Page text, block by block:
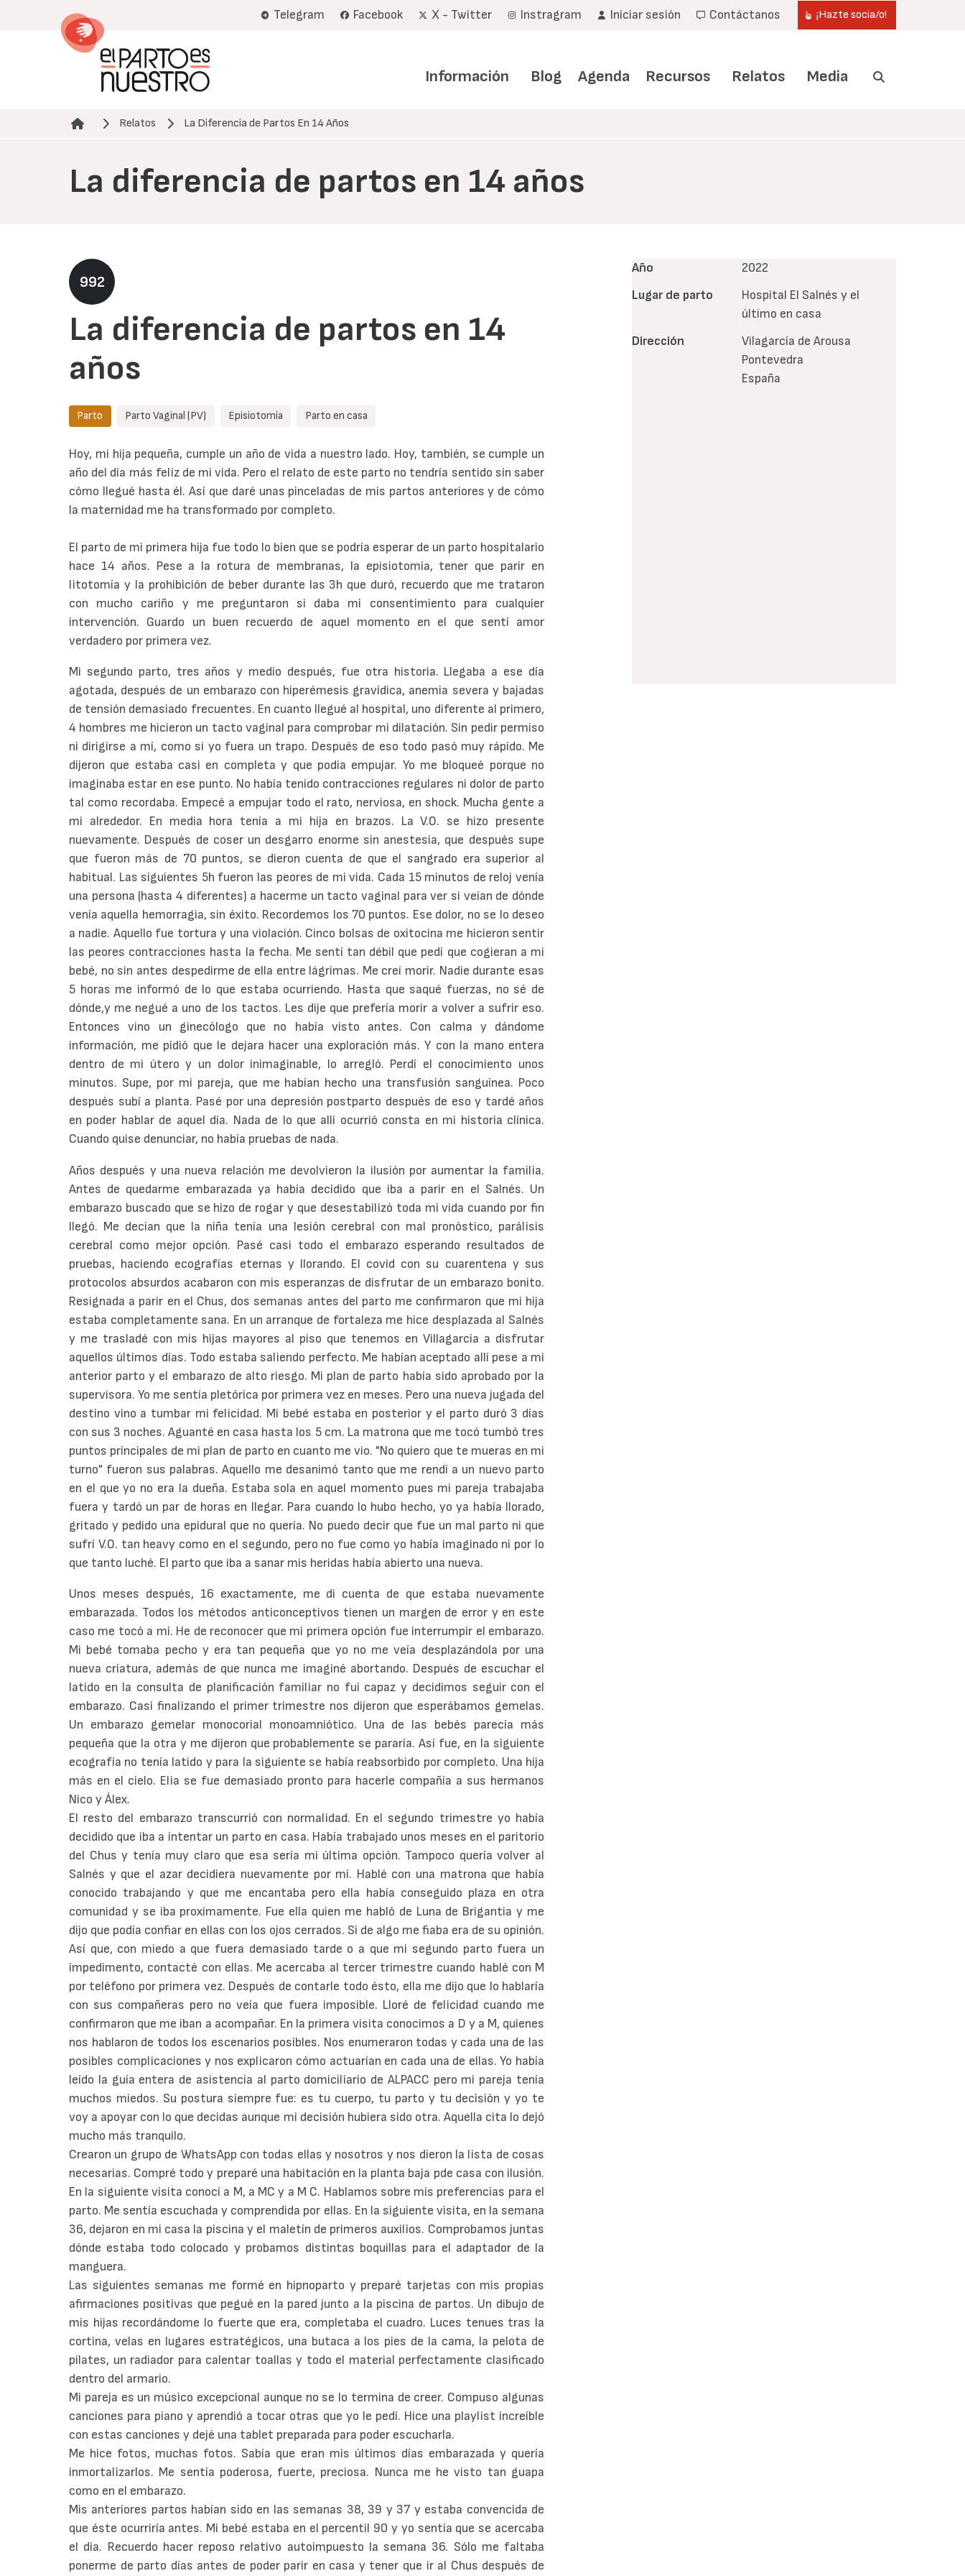
Telegram Facebook X - Twitter Instragram Iniciar sesión Contáctanos ¡Hazte socia/o!
Información Blog Agenda Recursos Relatos Media
Ruta de navegación
Relatos La Diferencia de Partos En 14 Años
La diferencia de partos en 14 años
992
La diferencia de partos en 14
años
Parto Parto Vaginal (PV) Episiotomía Parto en casa
Hoy, mi hija pequeña, cumple un año de vida a nuestro lado. Hoy, también, se cumple un
año del día más feliz de mi vida. Pero el relato de este parto no tendría sentido sin saber
cómo llegué hasta él. Así que daré unas pinceladas de mis partos anteriores y de cómo
la maternidad me ha transformado por completo.
El parto de mi primera hija fue todo lo bien que se podría esperar de un parto hospitalario
hace 14 años. Pese a la rotura de membranas, la episiotomía, tener que parir en
litotomía y la prohibición de beber durante las 3h que duró, recuerdo que me trataron
con mucho cariño y me preguntaron si daba mi consentimiento para cualquier
intervención. Guardo un buen recuerdo de aquel momento en el que sentí amor
verdadero por primera vez.
Mi segundo parto, tres años y medio después, fue otra historia. Llegaba a ese día
agotada, después de un embarazo con hiperémesis gravídica, anemia severa y bajadas
de tensión demasiado frecuentes. En cuanto llegué al hospital, uno diferente al primero,
4 hombres me hicieron un tacto vaginal para comprobar mi dilatación. Sin pedir permiso
ni dirigirse a mí, como si yo fuera un trapo. Después de eso todo pasó muy rápido. Me
dijeron que estaba casi en completa y que podía empujar. Yo me bloqueé porque no
imaginaba estar en ese punto. No había tenido contracciones regulares ni dolor de parto
tal como recordaba. Empecé a empujar todo el rato, nerviosa, en shock. Mucha gente a
mi alrededor. En media hora tenía a mi hija en brazos. La V.O. se hizo presente
nuevamente. Después de coser un desgarro enorme sin anestesia, que después supe
que fueron más de 70 puntos, se dieron cuenta de que el sangrado era superior al
habitual. Las siguientes 5h fueron las peores de mi vida. Cada 15 minutos de reloj venía
una persona (hasta 4 diferentes) a hacerme un tacto vaginal para ver si veían de dónde
venía aquella hemorragia, sin éxito. Recordemos los 70 puntos. Ese dolor, no se lo deseo
a nadie. Aquello fue tortura y una violación. Cinco bolsas de oxitocina me hicieron sentir
las peores contracciones hasta la fecha. Me sentí tan débil que pedí que cogieran a mi
bebé, no sin antes despedirme de ella entre lágrimas. Me creí morir. Nadie durante esas
5 horas me informó de lo que estaba ocurriendo. Hasta que saqué fuerzas, no sé de
dónde,y me negué a uno de los tactos. Les dije que prefería morir a volver a sufrir eso.
Entonces vino un ginecólogo que no había visto antes. Con calma y dándome
información, me pidió que le dejara hacer una exploración más. Y con la mano entera
dentro de mi útero y un dolor inimaginable, lo arregló. Perdí el conocimiento unos
minutos. Supe, por mi pareja, que me habían hecho una transfusión sanguínea. Poco
después subí a planta. Pasé por una depresión postparto después de eso y tardé años
en poder hablar de aquel día. Nada de lo que allí ocurrió consta en mi historia clínica.
Cuando quise denunciar, no había pruebas de nada.
Años después y una nueva relación me devolvieron la ilusión por aumentar la familia.
Antes de quedarme embarazada ya había decidido que iba a parir en el Salnés. Un
embarazo buscado que se hizo de rogar y que desestabilizó toda mi vida cuando por fin
llegó. Me decían que la niña tenía una lesión cerebral con mal pronóstico, parálisis
cerebral como mejor opción. Pasé casi todo el embarazo esperando resultados de
pruebas, haciendo ecografías eternas y llorando. El covid con su cuarentena y sus
protocolos absurdos acabaron con mis esperanzas de disfrutar de un embarazo bonito.
Resignada a parir en el Chus, dos semanas antes del parto me confirmaron que mi hija
estaba completamente sana. En un arranque de fortaleza me hice desplazada al Salnés
y me trasladé con mis hijas mayores al piso que tenemos en Villagarcía a disfrutar
aquellos últimos días. Todo estaba saliendo perfecto. Me habían aceptado allí pese a mi
anterior parto y el embarazo de alto riesgo. Mi plan de parto había sido aprobado por la
supervisora. Yo me sentía pletórica por primera vez en meses. Pero una nueva jugada del
destino vino a tumbar mi felicidad. Mi bebé estaba en posterior y el parto duró 3 días
con sus 3 noches. Aguanté en casa hasta los 5 cm. La matrona que me tocó tumbó tres
puntos principales de mi plan de parto en cuanto me vio. "No quiero que te mueras en mi
turno" fueron sus palabras. Aquello me desanimó tanto que me rendí a un nuevo parto
en el que yo no era la dueña. Estaba sola en aquel momento pues mi pareja trabajaba
fuera y tardó un par de horas en llegar. Para cuando lo hubo hecho, yo ya había llorado,
gritado y pedido una epidural que no quería. No puedo decir que fue un mal parto ni que
sufrí V.O. tan heavy como en el segundo, pero no fue como yo había imaginado ni por lo
que tanto luché. El parto que iba a sanar mis heridas había abierto una nueva.
Unos meses después, 16 exactamente, me di cuenta de que estaba nuevamente
embarazada. Todos los métodos anticonceptivos tienen un margen de error y en este
caso me tocó a mí. He de reconocer que mi primera opción fue interrumpir el embarazo.
Mi bebé tomaba pecho y era tan pequeña que yo no me veía desplazándola por una
nueva criatura, además de que nunca me imaginé abortando. Después de escuchar el
latido en la consulta de planificación familiar no fui capaz y decidimos seguir con el
embarazo. Casi finalizando el primer trimestre nos dijeron que esperábamos gemelas.
Un embarazo gemelar monocorial monoamniótico. Una de las bebés parecía más
pequeña que la otra y me dijeron que probablemente se pararía. Así fue, en la siguiente
ecografía no tenía latido y para la siguiente se había reabsorbido por completo. Una hija
más en el cielo. Elia se fue demasiado pronto para hacerle compañía a sus hermanos
Nico y Álex.
El resto del embarazo transcurrió con normalidad. En el segundo trimestre yo había
decidido que iba a intentar un parto en casa. Había trabajado unos meses en el paritorio
del Chus y tenía muy claro que esa sería mi última opción. Tampoco quería volver al
Salnés y que el azar decidiera nuevamente por mí. Hablé con una matrona que había
conocido trabajando y que me encantaba pero ella había conseguido plaza en otra
comunidad y se iba proximamente. Fue ella quien me habló de Luna de Brigantia y me
dijo que podía confiar en ellas con los ojos cerrados. Si de algo me fiaba era de su opinión.
Así que, con miedo a que fuera demasiado tarde o a que mi segundo parto fuera un
impedimento, contacté con ellas. Me acercaba al tercer trimestre cuando hablé con M
por teléfono por primera vez. Después de contarle todo ésto, ella me dijo que lo hablaría
con sus compañeras pero no veía que fuera imposible. Lloré de felicidad cuando me
confirmaron que me iban a acompañar. En la primera visita conocimos a D y a M, quienes
nos hablaron de todos los escenarios posibles. Nos enumeraron todas y cada una de las
posibles complicaciones y nos explicaron cómo actuarían en cada una de ellas. Yo había
leído la guía entera de asistencia al parto domiciliario de ALPACC pero mi pareja tenía
muchos miedos. Su postura siempre fue: es tu cuerpo, tu parto y tu decisión y yo te
voy a apoyar con lo que decidas aunque mi decisión hubiera sido otra. Aquella cita lo dejó
mucho más tranquilo.
Crearon un grupo de WhatsApp con todas ellas y nosotros y nos dieron la lista de cosas
necesarias. Compré todo y preparé una habitación en la planta baja pde casa con ilusión.
En la siguiente visita conocí a M, a MC y a M C. Hablamos sobre mis preferencias para el
parto. Me sentía escuchada y comprendida por ellas. En la siguiente visita, en la semana
36, dejaron en mi casa la piscina y el maletín de primeros auxilios. Comprobamos juntas
dónde estaba todo colocado y probamos distintas boquillas para el adaptador de la
manguera.
Las siguientes semanas me formé en hipnoparto y preparé tarjetas con mis propias
afirmaciones positivas que pegué en la pared junto a la piscina de partos. Un dibujo de
mis hijas recordándome lo fuerte que era, completaba el cuadro. Luces tenues tras la
cortina, velas en lugares estratégicos, una butaca a los pies de la cama, la pelota de
pilates, un radiador para calentar toallas y todo el material perfectamente clasificado
dentro del armario.
Mi pareja es un músico excepcional aunque no se lo termina de creer. Compuso algunas
canciones para piano y aprendió a tocar otras que yo le pedí. Hice una playlist increíble
con estas canciones y dejé una tablet preparada para poder escucharla.
Me hice fotos, muchas fotos. Sabía que eran mis últimos días embarazada y quería
inmortalizarlos. Me sentía poderosa, fuerte, preciosa. Nunca me he visto tan guapa
como en el embarazo.
Mis anteriores partos habían sido en las semanas 38, 39 y 37 y estaba convencida de
que éste ocurriría antes. Mi bebé estaba en el percentil 90 y yo sentía que se acercaba
el día. Recuerdo hacer reposo relativo autoimpuesto la semana 36. Sólo me faltaba
ponerme de parto días antes de poder parir en casa y tener que ir al Chus después de
Año
2022
Lugar de parto
Hospital El Salnés y el
último en casa
Dirección
Vilagarcía de Arousa
Pontevedra
España